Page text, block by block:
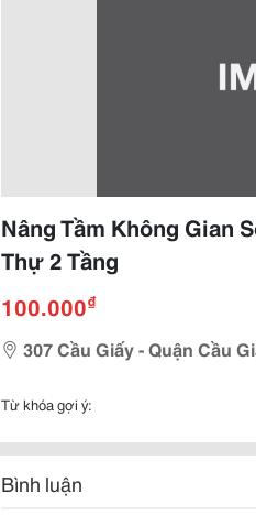
Nâng Tầm Không Gian
Thự 2 Tầng
100.000₫
307 Cầu Giấy - Quận Cầu
Từ khóa gợi ý:
Bình luận